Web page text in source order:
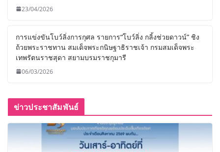
23/04/2026
การแข่งขันโบว์ลิ่งการกุศล รายการ“โบว์ลิ่ง กลิ้งช่วยดาวน์” ชิง
ถ้วยพระราชทาน สมเด็จพระกนิษฐาธิราชเจ้า กรมสมเด็จพระ
เทพรัตนราชสุดา สยามบรมราชกุมารี
06/03/2026
ข่าวประชาสัมพันธ์